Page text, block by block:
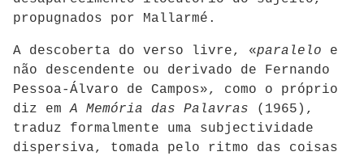
propugnados por Mallarmé.
A descoberta do verso livre, «paralelo e
não descendente ou derivado de Fernando
Pessoa-Álvaro de Campos», como o próprio
diz emA Memória das Palavras (1965),
traduz formalmente uma subjectividade
dispersiva, tomada pelo ritmo das coisas